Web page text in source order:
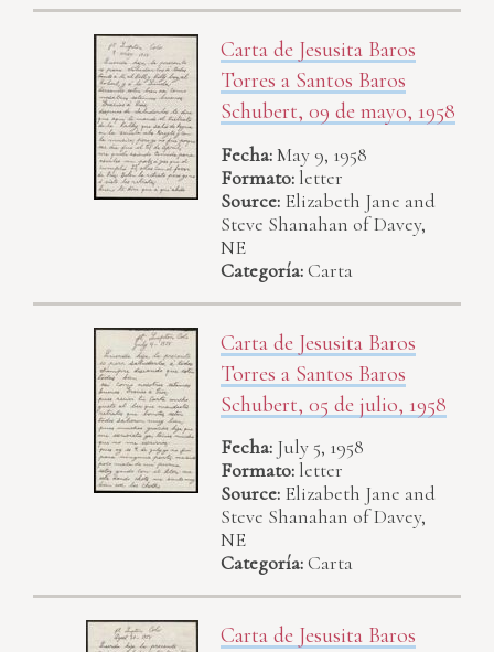
Carta de Jesusita Baros
Torres a Santos Baros
Schubert, 09 de mayo, 1958
Fecha:May 9, 1958
Formato: letter
Source: Elizabeth Jane and
Steve Shanahan of Davey,
NE
Categoría:Carta
Carta de Jesusita Baros
Torres a Santos Baros
Schubert, 05 de julio, 1958
Fecha: July 5, 1958
Formato: letter
Source: Elizabeth Jane and
Steve Shanahan of Davey,
NE
Categoría:Carta
Carta de Jesusita Baros